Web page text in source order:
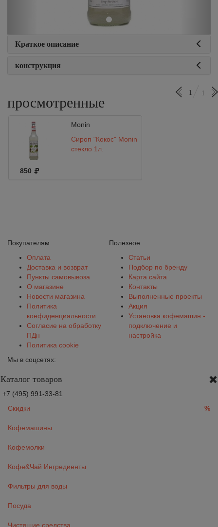
Краткое описание
конструкция
просмотренные
1 1
Monin
Сироп "Кокос" Monin
стекло 1л.
850
Покупателям
Оплата
Доставка и возврат
Пункты самовывоза
О магазине
Новости магазина
Политика
конфиденциальности
Согласие на обработку
ПДн
Политика cookie
Полезное
Статьи
Подбор по бренду
Карта сайта
Контакты
Выполненные проекты
Акция
Установка кофемашин -
подключение и
настройка
Мы в соцсетях:
Каталог товаров
+7 (495) 991-33-81
Скидки
%
Кофемашины
Кофемолки
Кофе&Чай Ингредиенты
Фильтры для воды
Посуда
Чистящие средства